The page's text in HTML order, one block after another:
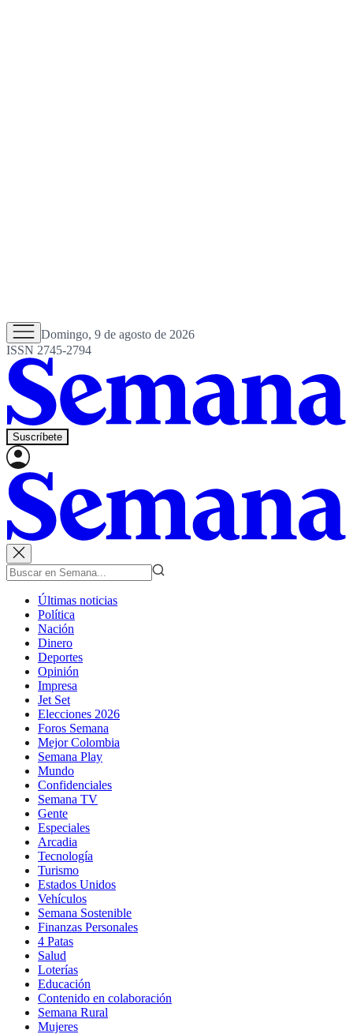
Domingo, 9 de agosto de 2026
ISSN 2745-2794
Suscríbete
Últimas noticias
Política
Nación
Dinero
Deportes
Opinión
Impresa
Jet Set
Elecciones 2026
Foros Semana
Mejor Colombia
Semana Play
Mundo
Confidenciales
Semana TV
Gente
Especiales
Arcadia
Tecnología
Turismo
Estados Unidos
Vehículos
Semana Sostenible
Finanzas Personales
4 Patas
Salud
Loterías
Educación
Contenido en colaboración
Semana Rural
Mujeres